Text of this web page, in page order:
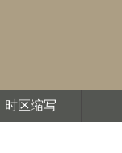
时区缩写